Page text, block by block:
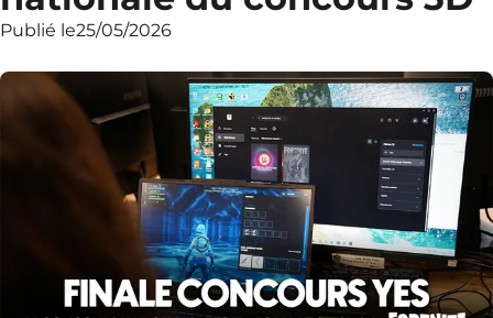
Publié le25/05/2026